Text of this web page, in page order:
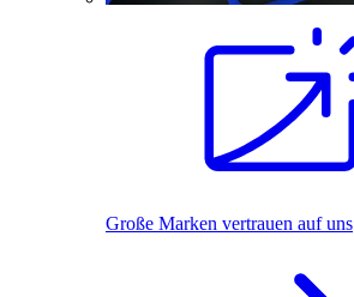
Große Marken vertrauen auf uns